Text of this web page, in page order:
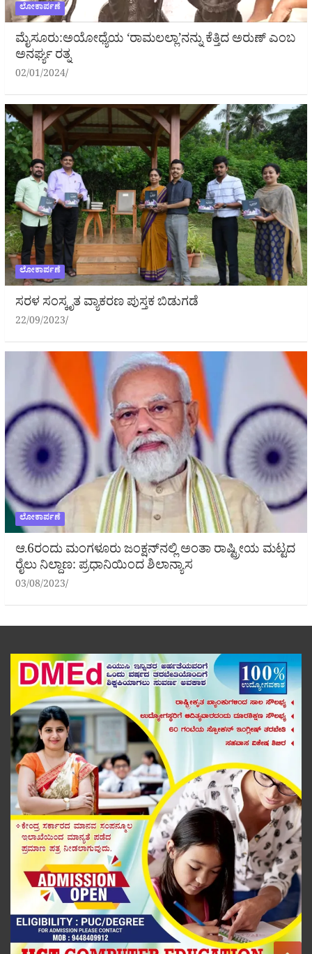
ಲೋಕಾರ್ಪಣೆ
ಮೈಸೂರು:ಅಯೋಧ್ಯೆಯ ‘ರಾಮಲಲ್ಲಾ’ನನ್ನು ಕೆತ್ತಿದ ಅರುಣ್ ಎಂಬ
ಅನರ್ಘ್ಯ ರತ್ನ
02/01/2024
ಲೋಕಾರ್ಪಣೆ
ಸರಳ ಸಂಸ್ಕೃತ ವ್ಯಾಕರಣ ಪುಸ್ತಕ ಬಿಡುಗಡೆ
22/09/2023
ಲೋಕಾರ್ಪಣೆ
ಆ.6ರಂದು ಮಂಗಳೂರು ಜಂಕ್ಷನ್‌ನಲ್ಲಿ ಅಂತಾ ರಾಷ್ಟ್ರೀಯ ಮಟ್ಟದ
ರೈಲು ನಿಲ್ದಾಣ: ಪ್ರಧಾನಿಯಿಂದ ಶಿಲಾನ್ಯಾಸ
03/08/2023